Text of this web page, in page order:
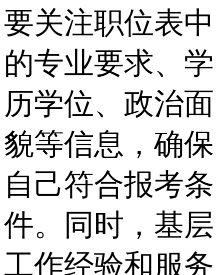
要关注职位表中
的专业要求、学
历学位、政治面
貌等信息，确保
自己符合报考条
件。同时，基层
工作经验和服务